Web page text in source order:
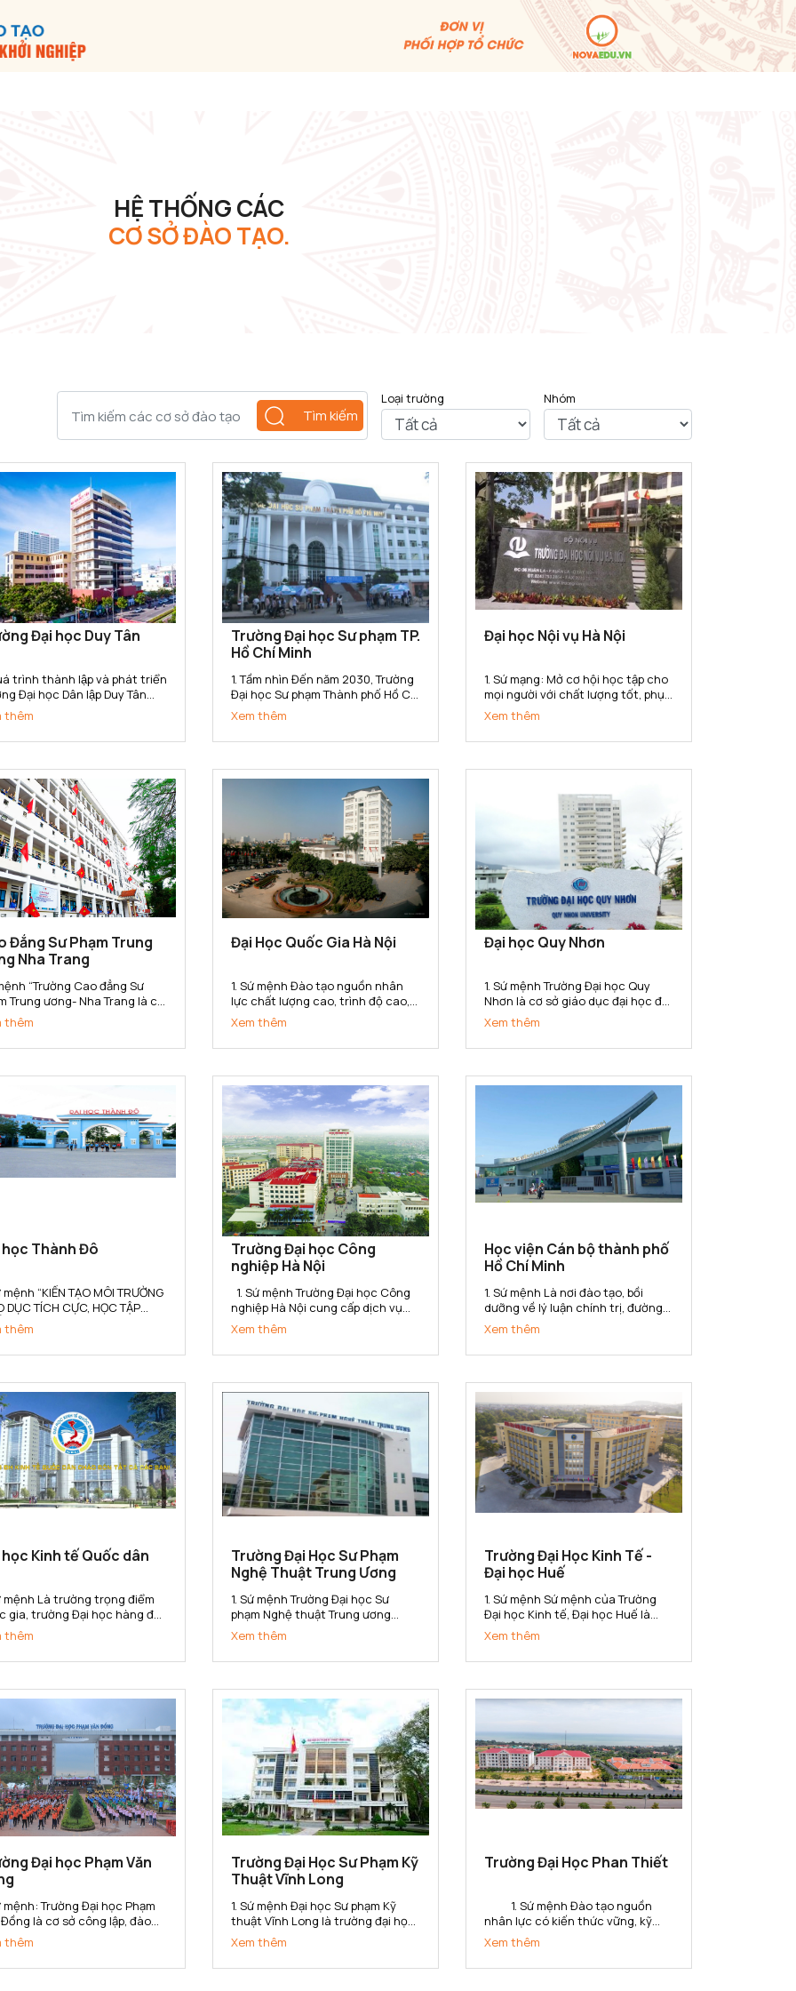
HỆ THỐNG CÁC
CƠ SỞ ĐÀO TẠO.
Tìm kiếm
Loại trường Nhóm
Đại học Duy Tân
trình thành lập và phát triển
Đại học Dân lập Duy Tân
thành lập ngày 11/11/1994
Quyết định số 666/TTg của
Chính phủ. Năm 2015,
Tư thục theo...
thêm
Trường Đại học Sư phạm TP.
Hồ Chí Minh
1. Tầm nhìn Đến năm 2030, Trường
Đại học Sư phạm Thành phố Hồ Chí
Minh trở thành Trường Đại học Sư
phạm trọng điểm Quốc gia, có uy
tín cao trong toàn quốc, ngang
khu vực Đông Nam Á; là cơ...
Xem thêm
Đại học Nội vụ Hà Nội
1. Sứ mạng: Mở cơ hội học tập cho
mọi người với chất lượng tốt, phục
vụ nhu cầu học tập đa dạng với
nhiều hình thức đào tạo, đa
ngành, đa cấp độ, đáp ứng yêu
nội vụ và cho xã hội trong công...
Xem thêm
Đẳng Sư Phạm Trung
Nha Trang
“Trường Cao đẳng Sư
Trung ương- Nha Trang là cơ
tạo, bồi dưỡng, nghiên cứu
học, hợp tác quốc tế, cung
nhân lực trình độ cao
nhân văn, đáp ứng yêu...
thêm
Đại Học Quốc Gia Hà Nội
1. Sứ mệnh Đào tạo nguồn nhân
lực chất lượng cao, trình độ cao,
bồi dưỡng nhân tài; nghiên cứu
khoa học, phát triển công nghệ
và chuyển giao tri thức đa ngành,
phát triển và bảo vệ đất nước;...
Xem thêm
Đại học Quy Nhơn
1. Sứ mệnh Trường Đại học Quy
Nhơn là cơ sở giáo dục đại học đa
ngành, đa lĩnh vực có sứ mệnh
đào tạo, phát triển nguồn nhân
lực chất lượng cao; bồi dưỡng
truyền bá tri thức và chuyển giao
Xem thêm
Thành Đô
mệnh “KIẾN TẠO MÔI TRƯỜNG
DỤC TÍCH CỰC, HỌC TẬP
LƯỢNG, NGHIÊN CỨU HIỆU
PHÁT TRIỂN BỀN VỮNG”
Đại học Thành Đô kiến
– Hành – Nghề - Nghiệp,
thêm
Trường Đại học Công
nghiệp Hà Nội
nghiệp Hà Nội cung cấp dịch vụ
giáo dục, đào tạo, nghiên cứu
khoa học, tư vấn, ứng dụng và
chuyển giao công nghệ đáp ứng
đại hóa đất nước và hội nhập
quốc...
Xem thêm
Học viện Cán bộ thành phố
Hồ Chí Minh
1. Sứ mệnh Là nơi đào tạo, bồi
dưỡng về lý luận chính trị, đường
lối, chính sách của Đảng và pháp
luật của nhà nước; kiến thức và
kỹ năng quản lý nhà nước cho đội
của Thành phố Hồ Chí Minh...
Xem thêm
Kinh tế Quốc dân
mệnh Là trường trọng điểm
gia, trường Đại học hàng đầu
tế, quản lý và quản trị kinh
trong hệ thống các trường
của Việt Nam. Trường Đại
cấp cho xã hội các sản...
thêm
Trường Đại Học Sư Phạm
Nghệ Thuật Trung Ương
1. Sứ mệnh Trường Đại học Sư
phạm Nghệ thuật Trung ương
(ĐHSP Nghệ thuật TW) là cơ sở
đào tạo, bồi dưỡng nguồn nhân
lực có trình độ đại học, sau đại
chuyển giao công nghệ trong lĩnh
vực Văn hóa,...
Xem thêm
Trường Đại Học Kinh Tế -
Đại học Huế
1. Sứ mệnh Sứ mệnh của Trường
Đại học Kinh tế, Đại học Huế là
đào tạo nguồn nhân lực chất
lượng, trình độ cao; thực hiện
nghiên cứu khoa học, chuyển
về lĩnh vực kinh tế và quản lý phục
vụ sự...
Xem thêm
Đại học Phạm Văn
mệnh: Trường Đại học Phạm
là cơ sở công lập, đào
ngành, đa phương thức; là
nghiên cứu khoa học, ứng
và chuyển giao công nghệ;
thêm
Trường Đại Học Sư Phạm Kỹ
Thuật Vĩnh Long
1. Sứ mệnh Đại học Sư phạm Kỹ
thuật Vĩnh Long là trường đại học
định hướng ứng dụng; là trung
tâm đào tạo, bồi dưỡng nhà giáo
giáo dục nghề nghiệp và cán bộ
Xem thêm
Trường Đại Học Phan Thiết
nhân lực có kiến thức vững, kỹ
năng toàn cầu và tinh thần khởi
nghiệp, tạo ra các giá trị gia tăng
cho doanh nghiệp, tổ chức và xã
Xem thêm